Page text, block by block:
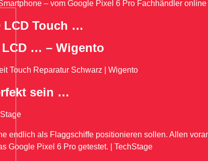
– vom Google Pixel 6 Pro Fachhändler
LCD Touch …
… – Wigento
Touch Reparatur Schwarz | Wigento
sein …
endlich als Flaggschiffe positionieren sollen. Allen
Google Pixel 6 Pro getestet. | TechStage